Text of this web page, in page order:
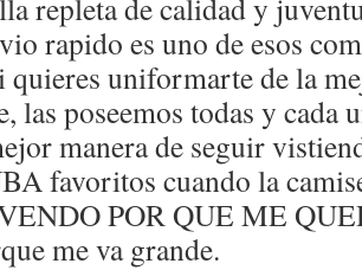
repleta de calidad y
rapido es uno de esos
quieres uniformarte de la
las poseemos todas y cada
manera de seguir
favoritos cuando la
POR QUE ME
me va grande.